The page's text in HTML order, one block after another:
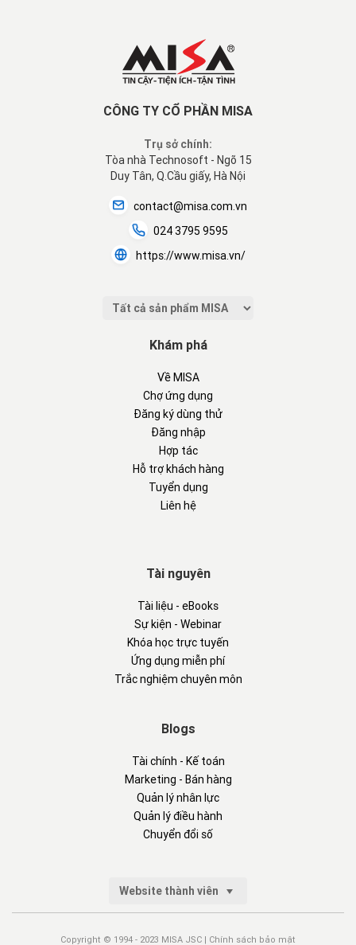
CÔNG TY CỔ PHẦN MISA
Trụ sở chính:
Tòa nhà Technosoft - Ngõ 15
Duy Tân, Q.Cầu giấy, Hà Nội
contact@misa.com.vn
024 3795 9595
https://www.misa.vn/
Khám phá
Về MISA
Chợ ứng dụng
Đăng ký dùng thử
Đăng nhập
Hợp tác
Hỗ trợ khách hàng
Tuyển dụng
Liên hệ
Tài nguyên
Tài liệu - eBooks
Sự kiện - Webinar
Khóa học trực tuyến
Ứng dụng miễn phí
Trắc nghiệm chuyên môn
Blogs
Tài chính - Kế toán
Marketing - Bán hàng
Quản lý nhân lực
Quản lý điều hành
Chuyển đổi số
Website thành viên
Copyright © 1994 - 2023 MISA JSC | Chính sách bảo mật